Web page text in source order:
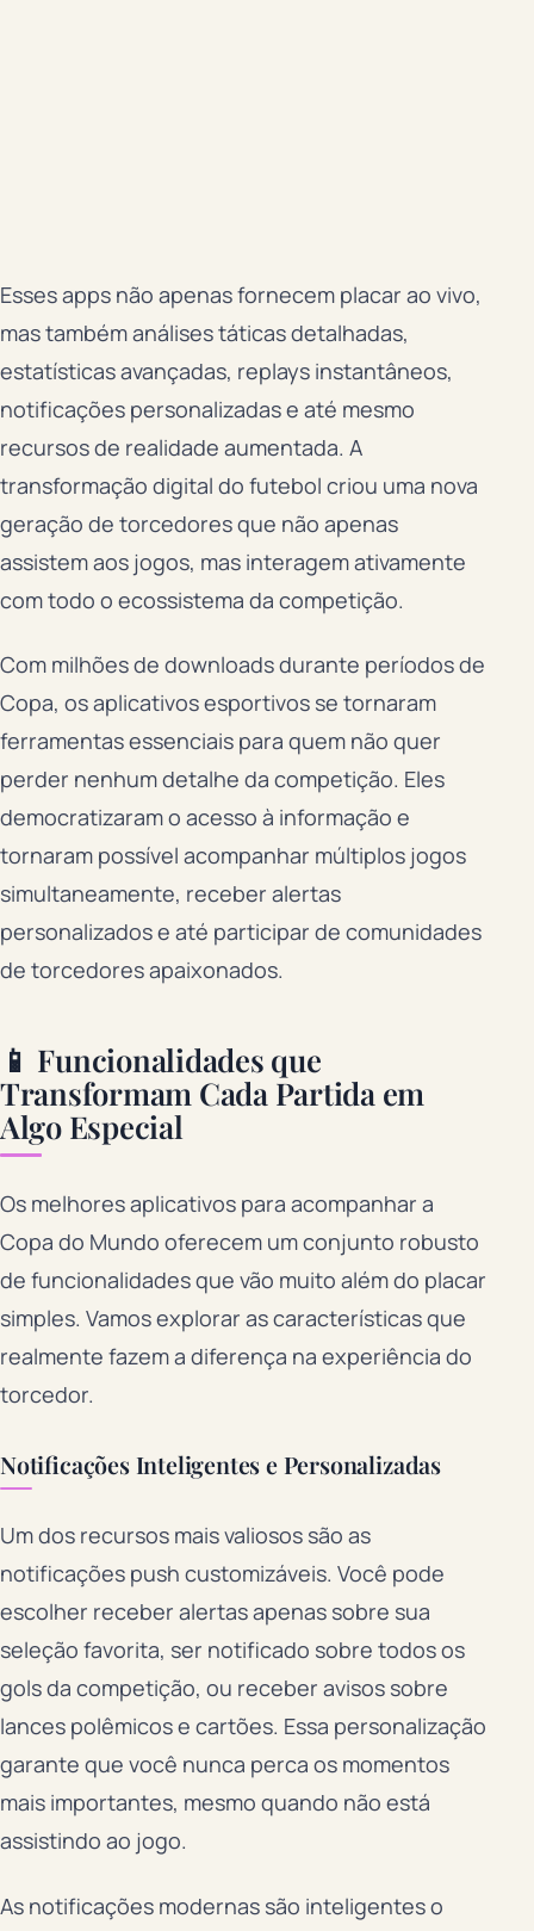
Esses apps não apenas fornecem placar ao vivo,
mas também análises táticas detalhadas,
estatísticas avançadas, replays instantâneos,
notificações personalizadas e até mesmo
recursos de realidade aumentada. A
transformação digital do futebol criou uma nova
geração de torcedores que não apenas
assistem aos jogos, mas interagem ativamente
com todo o ecossistema da competição.
Com milhões de downloads durante períodos de
Copa, os aplicativos esportivos se tornaram
ferramentas essenciais para quem não quer
perder nenhum detalhe da competição. Eles
democratizaram o acesso à informação e
tornaram possível acompanhar múltiplos jogos
simultaneamente, receber alertas
personalizados e até participar de comunidades
de torcedores apaixonados.
📱 Funcionalidades que
Transformam Cada Partida em
Algo Especial
Os melhores aplicativos para acompanhar a
Copa do Mundo oferecem um conjunto robusto
de funcionalidades que vão muito além do placar
simples. Vamos explorar as características que
realmente fazem a diferença na experiência do
torcedor.
Notificações Inteligentes e Personalizadas
Um dos recursos mais valiosos são as
notificações push customizáveis. Você pode
escolher receber alertas apenas sobre sua
seleção favorita, ser notificado sobre todos os
gols da competição, ou receber avisos sobre
lances polêmicos e cartões. Essa personalização
garante que você nunca perca os momentos
mais importantes, mesmo quando não está
assistindo ao jogo.
As notificações modernas são inteligentes o